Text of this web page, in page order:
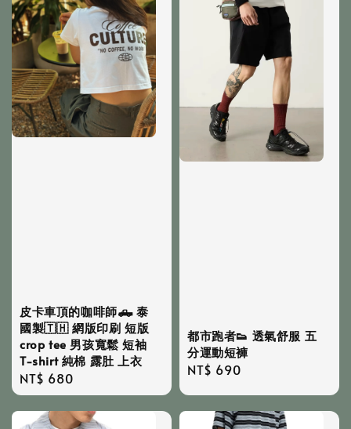
皮卡車頂的咖啡師🛻 泰
國製🇹🇭 網版印刷 短版
crop tee 男孩寬鬆 短袖
T-shirt 純棉 露肚 上衣
Regular
price
NT$ 680
都市跑者👟 透氣舒服 五
分運動短褲
Regular
NT$ 690